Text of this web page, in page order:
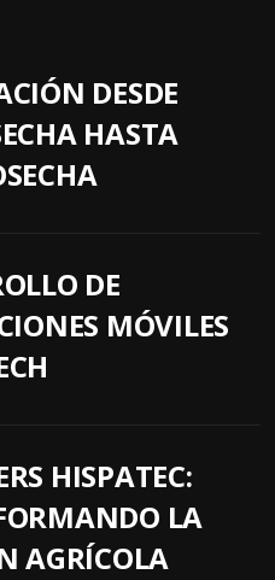
DESDE
HASTA
DE
MÓVILES
HISPATEC:
LA
AGRÍCOLA